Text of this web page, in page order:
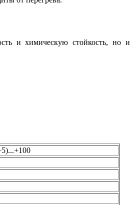
и химическую стойкость, но и